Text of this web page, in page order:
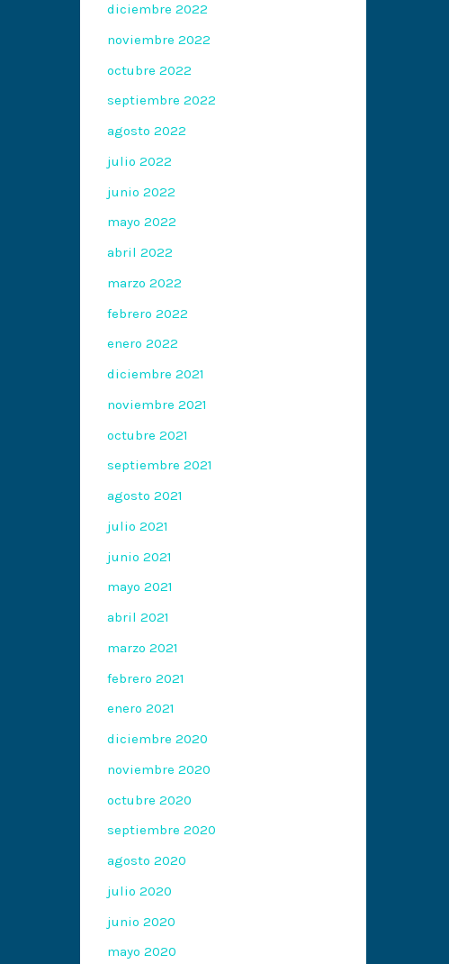
diciembre 2022
noviembre 2022
octubre 2022
septiembre 2022
agosto 2022
julio 2022
junio 2022
mayo 2022
abril 2022
marzo 2022
febrero 2022
enero 2022
diciembre 2021
noviembre 2021
octubre 2021
septiembre 2021
agosto 2021
julio 2021
junio 2021
mayo 2021
abril 2021
marzo 2021
febrero 2021
enero 2021
diciembre 2020
noviembre 2020
octubre 2020
septiembre 2020
agosto 2020
julio 2020
junio 2020
mayo 2020